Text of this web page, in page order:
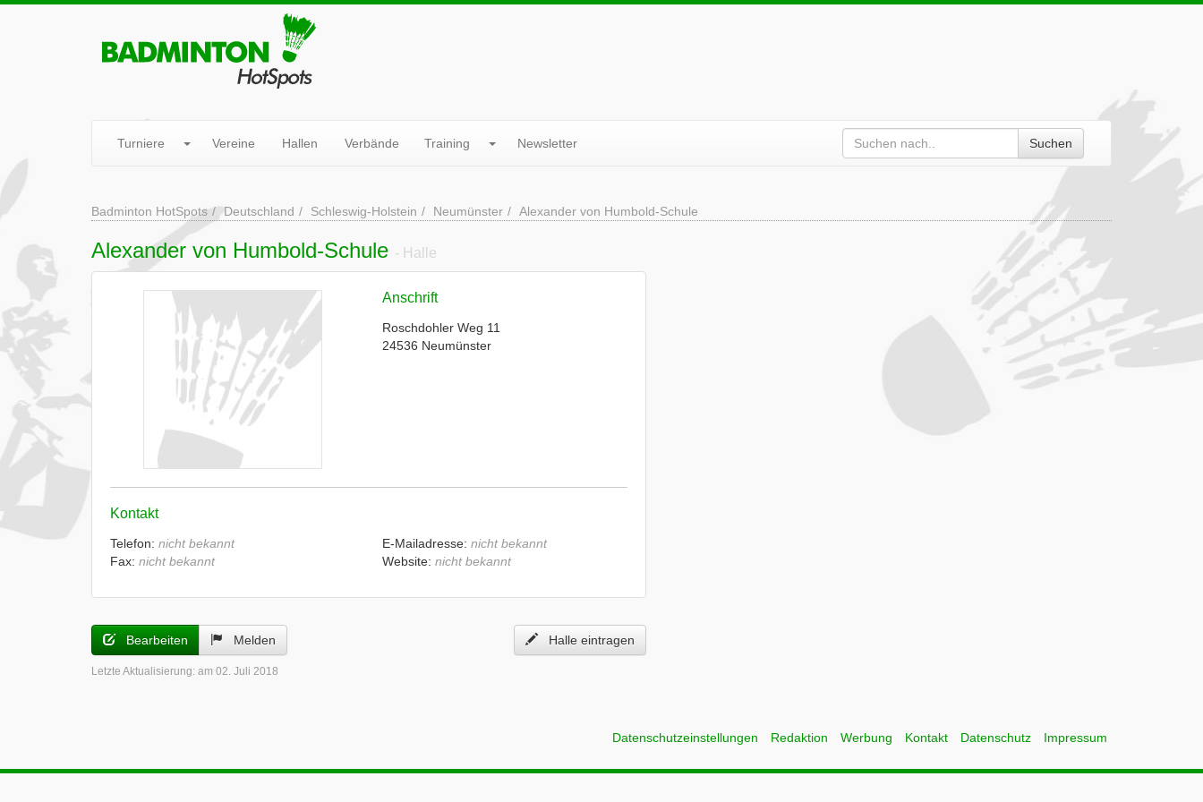
Turniere Vereine Hallen Verbände Training Newsletter Suchen
Badminton HotSpots Deutschland Schleswig-Holstein Neumünster Alexander von Humbold-Schule
Alexander von Humbold-Schule - Halle
Anschrift
Roschdohler Weg 11
24536 Neumünster
Kontakt
Telefon: nicht bekannt
Fax: nicht bekannt
E-Mailadresse: nicht bekannt
Website: nicht bekannt
Bearbeiten Melden Halle eintragen
Letzte Aktualisierung: am 02. Juli 2018
Datenschutzeinstellungen Redaktion Werbung Kontakt Datenschutz Impressum